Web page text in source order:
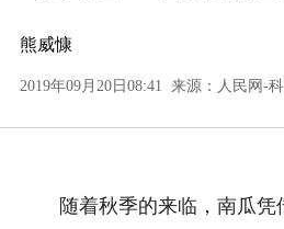
熊威慷
2019年09月20日08:41 来源： 人民网-
随着秋季的来临，南瓜